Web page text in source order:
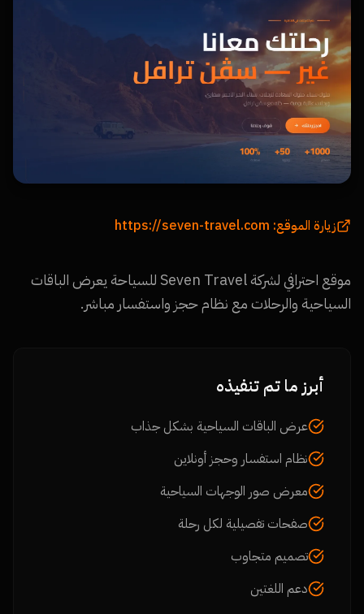
زيارة الموقع: https://seven-travel.com
موقع احترافي لشركة Seven Travel للسياحة يعرض الباقات
السياحية والرحلات مع نظام حجز واستفسار مباشر.
أبرز ما تم تنفيذه
عرض الباقات السياحية بشكل جذاب
نظام استفسار وحجز أونلاين
معرض صور الوجهات السياحية
صفحات تفصيلية لكل رحلة
تصميم متجاوب
دعم اللغتين